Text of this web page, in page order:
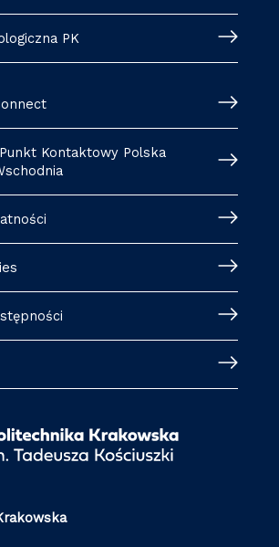
PK
Punkt Kontaktowy Polska